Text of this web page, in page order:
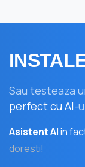
Sau testeaza
perfect cu AI-
Asistent AIin
doresti!